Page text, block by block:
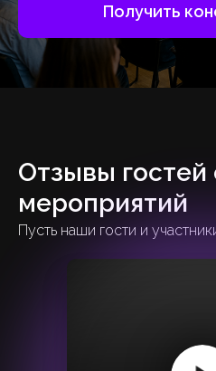
Получить
Отзывы гостей
мероприятий
Пусть наши гости и